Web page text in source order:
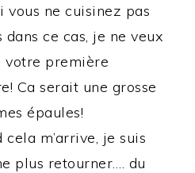
vous ne cuisinez pas
ce cas, je ne veux
votre première
Ca serait une grosse
épaules!
m’arrive, je suis
plus retourner…. du